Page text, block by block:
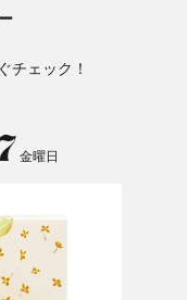
チェック！
金曜日